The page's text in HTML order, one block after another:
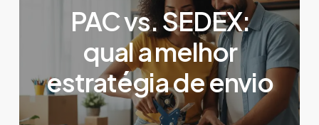
PAC vs. SEDEX:
qual a melhor
estratégia de envio